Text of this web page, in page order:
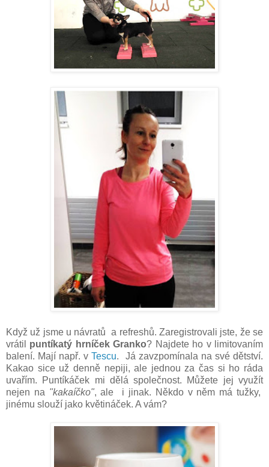
Když už jsme u návratů a refreshů. Zaregistrovali jste, že se
vrátil puntíkatý hrníček Granko? Najdete ho v limitovaním
balení. Mají např. vTescu. Já zavzpomínala na své dětství.
Kakao sice už denně nepiji, ale jednou za čas si ho ráda
uvařím. Puntíkáček mi dělá společnost. Můžete jej využít
nejen na "kakaíčko", ale i jinak. Někdo v něm má tužky,
jinému slouží jako květináček. A vám?